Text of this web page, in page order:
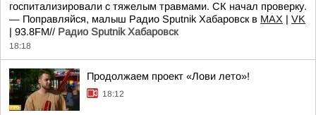
госпитализировали с тяжелым травмами. СК начал проверку.
— Поправляйся, малыш Радио Sputnik Хабаровск в MAX | VK
| 93.8FM// Радио Sputnik Хабаровск
18:18
Продолжаем проект «Лови лето»!
18:12